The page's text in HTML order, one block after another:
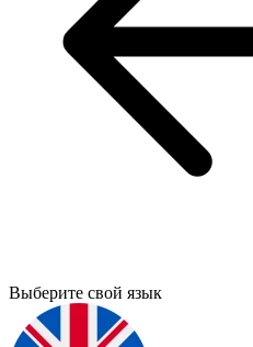
Выберите свой язык